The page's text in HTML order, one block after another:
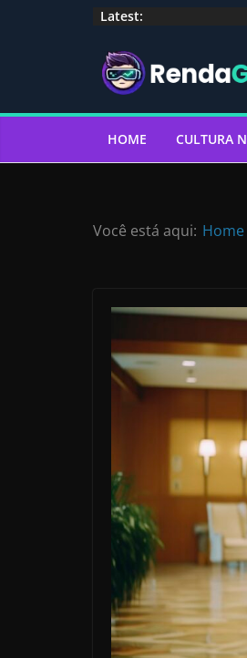
Latest:
HOME CULTURA
Você está aqui: Home